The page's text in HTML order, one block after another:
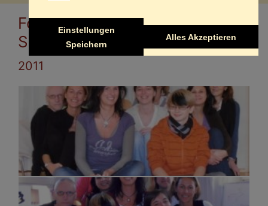
Fotogalerie „Energie 2“-
Seminare
2011
Einstellungen
Speichern
Alles Akzeptieren